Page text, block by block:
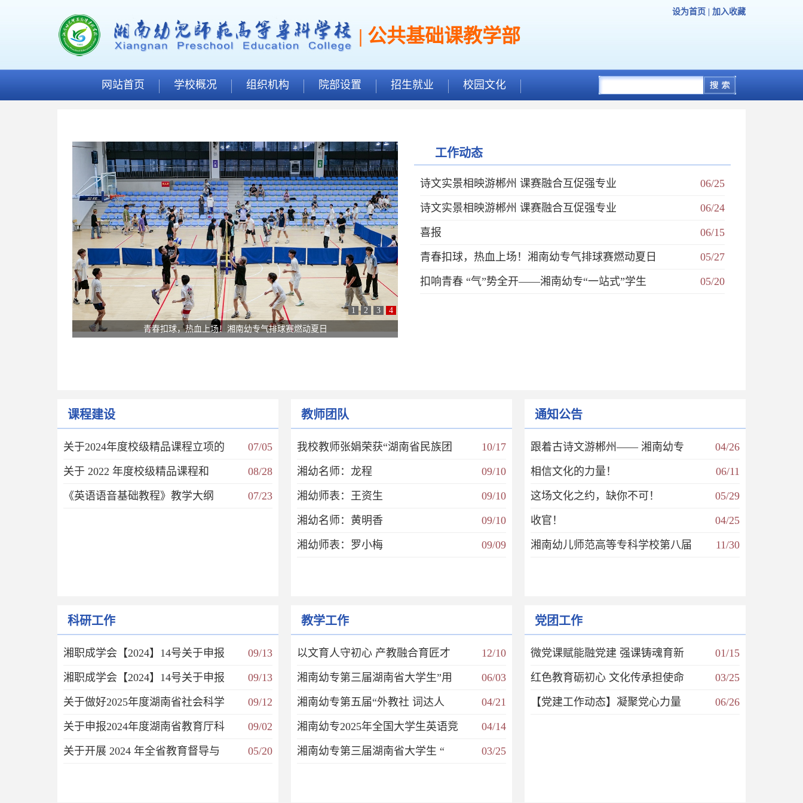
| 公共基础课教学部
设为首页 加入收藏
网站首页 学校概况 组织机构 院部设置 招生就业 校园文化
青春扣球，热血上场！湘南幼专气排球赛燃动夏日
1 2 3 4
工作动态
06/25
诗文实景相映游郴州 课赛融合互促强专业
06/24
诗文实景相映游郴州 课赛融合互促强专业
06/15
喜报
05/27
青春扣球，热血上场！湘南幼专气排球赛燃动夏日
05/20
扣响青春 “气”势全开——湘南幼专“一站式”学生
课程建设
07/05
关于2024年度校级精品课程立项的
08/28
关于 2022 年度校级精品课程和
07/23
《英语语音基础教程》教学大纲
教师团队
10/17
我校教师张娟荣获“湖南省民族团
09/10
湘幼名师：龙程
09/10
湘幼师表：王资生
09/10
湘幼名师：黄明香
09/09
湘幼师表：罗小梅
通知公告
04/26
跟着古诗文游郴州—— 湘南幼专
06/11
相信文化的力量！
05/29
这场文化之约，缺你不可！
04/25
收官！
11/30
湘南幼儿师范高等专科学校第八届
科研工作
09/13
湘职成学会【2024】14号关于申报
09/13
湘职成学会【2024】14号关于申报
09/12
关于做好2025年度湖南省社会科学
09/02
关于申报2024年度湖南省教育厅科
05/20
关于开展 2024 年全省教育督导与
教学工作
12/10
以文育人守初心 产教融合育匠才
06/03
湘南幼专第三届湖南省大学生”用
04/21
湘南幼专第五届“外教社 词达人
04/14
湘南幼专2025年全国大学生英语竞
03/25
湘南幼专第三届湖南省大学生 “
党团工作
01/15
微党课赋能融党建 强课铸魂育新
03/25
红色教育砺初心 文化传承担使命
06/26
【党建工作动态】凝聚党心力量